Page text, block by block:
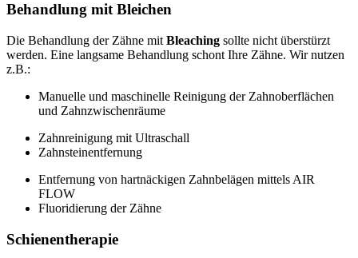
Behandlung mit Bleichen
Die Behandlung der Zähne mit Bleaching sollte nicht überstürzt
werden. Eine langsame Behandlung schont Ihre Zähne. Wir nutzen
z.B.:
Manuelle und maschinelle Reinigung der Zahnoberflächen
und Zahnzwischenräume
Zahnreinigung mit Ultraschall
Zahnsteinentfernung
Entfernung von hartnäckigen Zahnbelägen mittels AIR
FLOW
Fluoridierung der Zähne
Schienentherapie